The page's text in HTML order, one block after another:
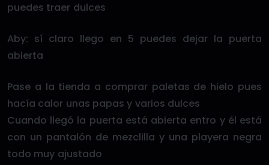
puedes traer dulces
Aby: sí claro llego en 5 puedes dejar la puerta
abierta
Pase a la tienda a comprar paletas de hielo pues
hacía calor unas papas y varios dulces
Cuando llegó la puerta está abierta entro y él está
con un pantalón de mezclilla y una playera negra
todo muy ajustado